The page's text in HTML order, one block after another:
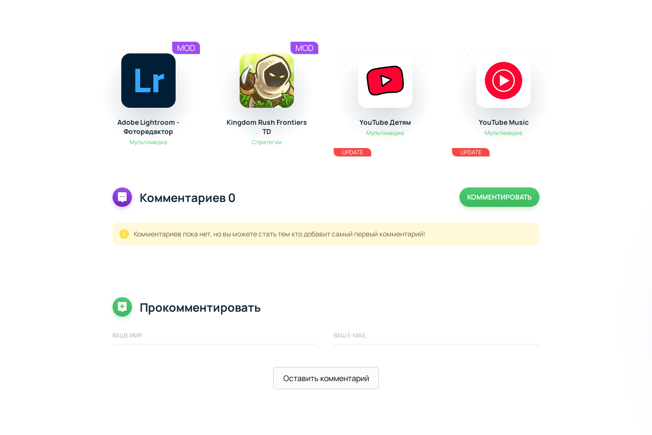
Adobe Lightroom -
Фоторедактор
Мультимедиа
MOD
Kingdom Rush Frontiers
TD
Стратегии
MOD
YouTube Детям
Мультимедиа
UPDATE
YouTube Music
Мультимедиа
UPDATE
Комментариев 0 КОММЕНТИРОВАТЬ
Комментариев пока нет, но вы можете стать тем кто добавит самый первый комментарий!
Прокомментировать
ВАШЕ ИМЯ ВАШ E-MAIL
Оставить комментарий